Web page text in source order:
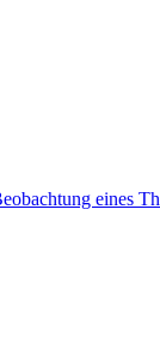
eines